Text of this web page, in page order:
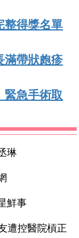
得獎名單
帶狀皰疹
急手術取
琳
鮮事
遭控醫院槓正